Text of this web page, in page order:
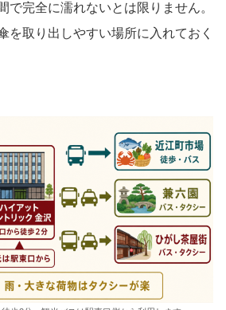
で完全に濡れないとは限りません。
を取り出しやすい場所に入れておく